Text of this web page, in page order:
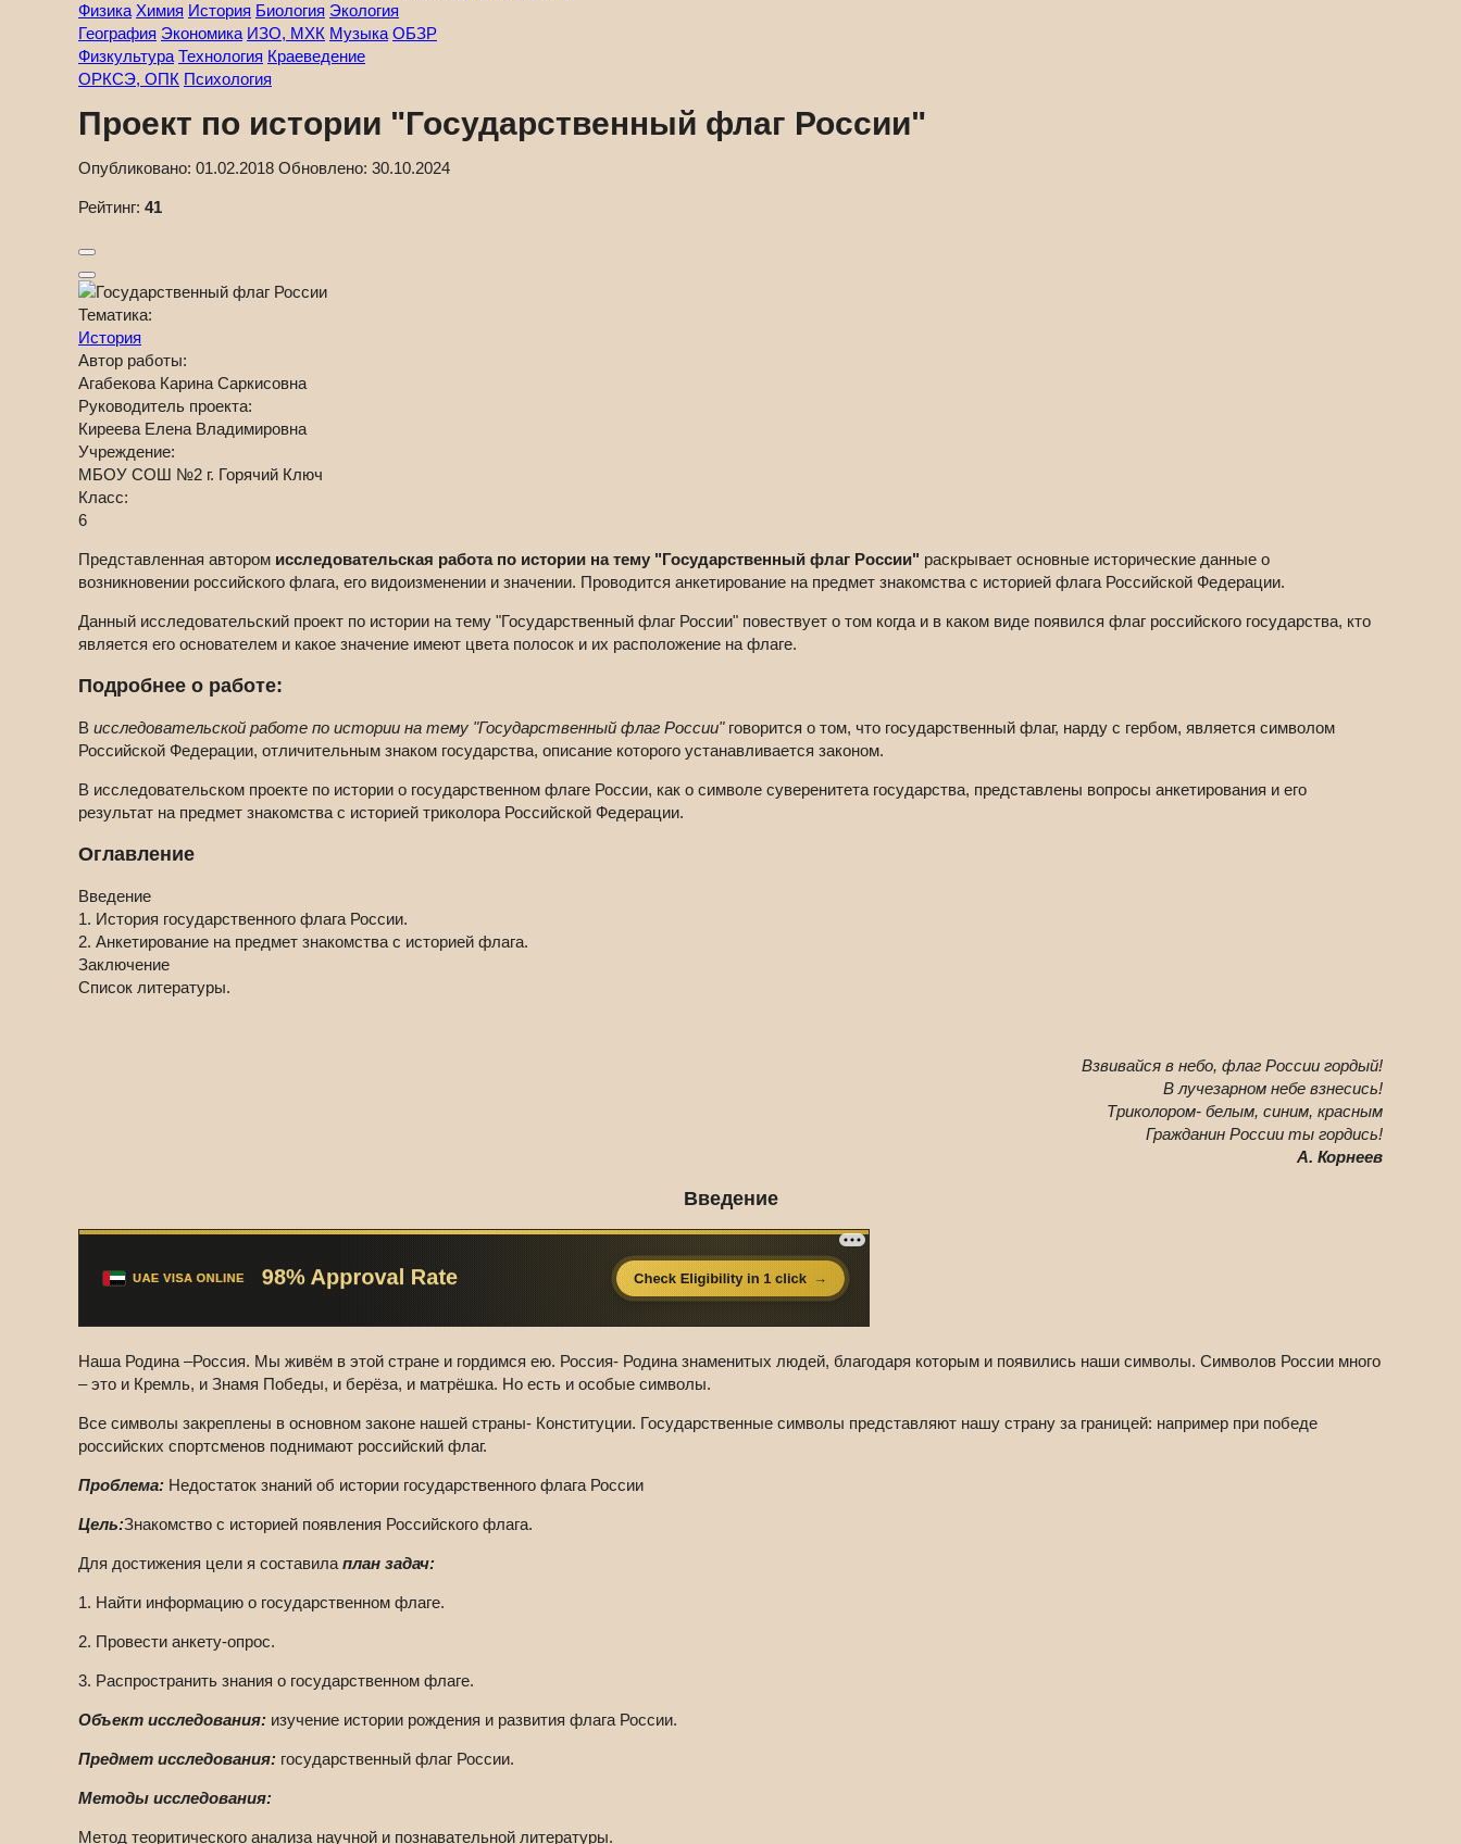
Физика Химия История Биология Экология
География Экономика ИЗО, МХК Музыка ОБЗР
Физкультура Технология Краеведение
ОРКСЭ, ОПК Психология
Проект по истории "Государственный флаг России"
Опубликовано: 01.02.2018 Обновлено: 30.10.2024
Рейтинг: 41
Тематика:
История
Автор работы:
Агабекова Карина Саркисовна
Руководитель проекта:
Киреева Елена Владимировна
Учреждение:
МБОУ СОШ №2 г. Горячий Ключ
Класс:
6
Представленная автором исследовательская работа по истории на тему "Государственный флаг России" раскрывает основные исторические данные о
возникновении российского флага, его видоизменении и значении. Проводится анкетирование на предмет знакомства с историей флага Российской Федерации.
Данный исследовательский проект по истории на тему "Государственный флаг России" повествует о том когда и в каком виде появился флаг российского государства, кто
является его основателем и какое значение имеют цвета полосок и их расположение на флаге.
Подробнее о работе:
В исследовательской работе по истории на тему "Государственный флаг России"говорится о том, что государственный флаг, нарду с гербом, является символом
Российской Федерации, отличительным знаком государства, описание которого устанавливается законом.
В исследовательском проекте по истории о государственном флаге России, как о символе суверенитета государства, представлены вопросы анкетирования и его
результат на предмет знакомства с историей триколора Российской Федерации.
Оглавление
Введение
1. История государственного флага России.
2. Анкетирование на предмет знакомства с историей флага.
Заключение
Список литературы.
Взвивайся в небо, флаг России гордый!
В лучезарном небе взнесись!
Триколором- белым, синим, красным
Гражданин России ты гордись!
А. Корнеев
Введение
Наша Родина –Россия. Мы живём в этой стране и гордимся ею. Россия- Родина знаменитых людей, благодаря которым и появились наши символы. Символов России много
– это и Кремль, и Знамя Победы, и берёза, и матрёшка. Но есть и особые символы.
Все символы закреплены в основном законе нашей страны- Конституции. Государственные символы представляют нашу страну за границей: например при победе
российских спортсменов поднимают российский флаг.
Проблема: Недостаток знаний об истории государственного флага России
Цель:Знакомство с историей появления Российского флага.
Для достижения цели я составилаплан задач:
1. Найти информацию о государственном флаге.
2. Провести анкету-опрос.
3. Распространить знания о государственном флаге.
Объект исследования: изучение истории рождения и развития флага России.
Предмет исследования: государственный флаг России.
Методы исследования:
Метод теоритического анализа научной и познавательной литературы.